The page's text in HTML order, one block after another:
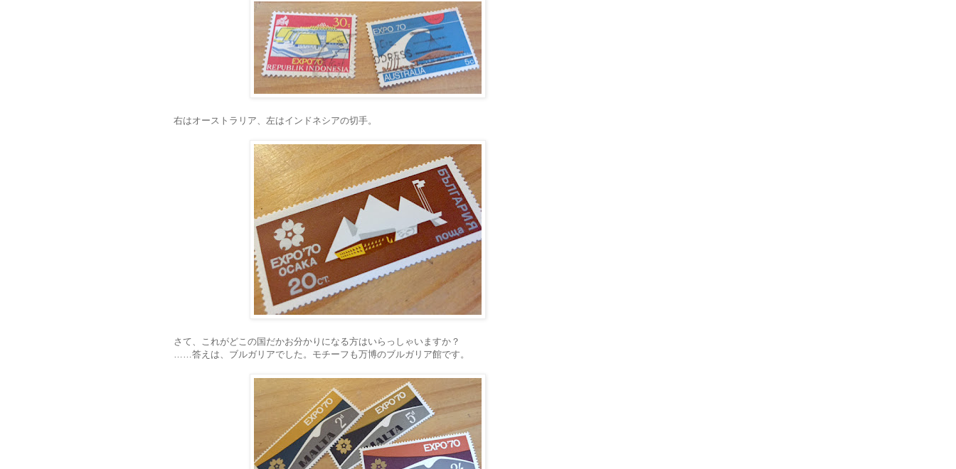
右はオーストラリア、左はインドネシアの切手。
さて、これがどこの国だかお分かりになる方はいらっしゃいますか？
……答えは、ブルガリアでした。モチーフも万博のブルガリア館です。